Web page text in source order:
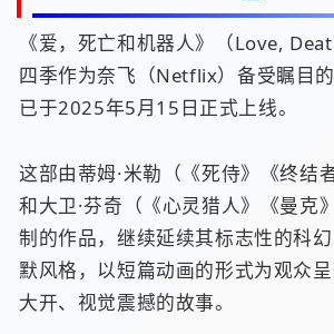
《爱，死亡和机器人》（Love,
四季作为奈飞（Netflix）备受瞩目的
已于2025年5月15日正式上线。
这部由蒂姆·米勒（《死侍》《终结
和大卫·芬奇（《心灵猎人》《曼克
制的作品，继续延续其标志性的科
默风格，以短篇动画的形式为观众
大开、视觉震撼的故事。